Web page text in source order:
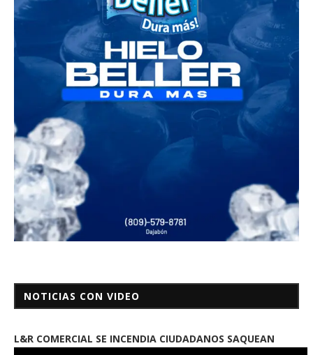
NOTICIAS CON VIDEO
L&R COMERCIAL SE INCENDIA CIUDADANOS SAQUEAN